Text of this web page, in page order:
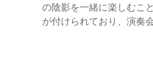
の陰影を一緒に楽しむこ
が付けられており、演奏